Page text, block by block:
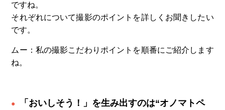
ですね。
それぞれについて撮影のポイントを詳しくお聞きしたい
です。
ムー：私の撮影こだわりポイントを順番にご紹介します
ね。
「おいしそう！」を生み出すのは“オノマトペ